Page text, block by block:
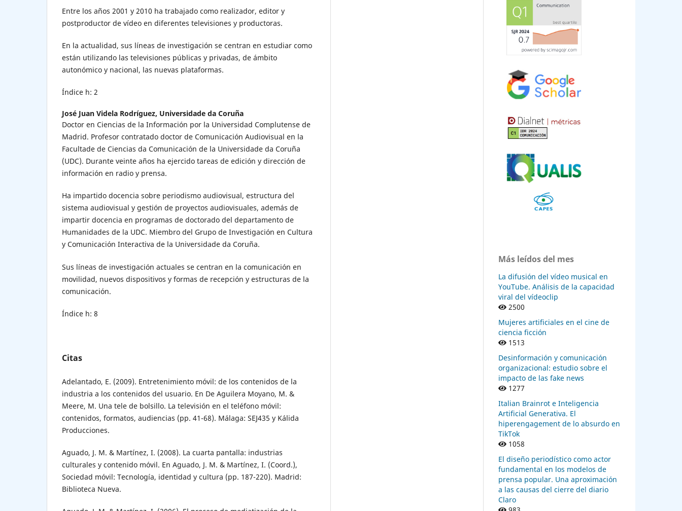
Entre los años 2001 y 2010 ha trabajado como realizador, editor y
postproductor de vídeo en diferentes televisiones y productoras.
En la actualidad, sus líneas de investigación se centran en estudiar como
están utilizando las televisiones públicas y privadas, de ámbito
autonómico y nacional, las nuevas plataformas.
Índice h: 2
José Juan Videla Rodríguez, Universidade da Coruña
Doctor en Ciencias de la Información por la Universidad Complutense de
Madrid. Profesor contratado doctor de Comunicación Audiovisual en la
Facultade de Ciencias da Comunicación de la Universidade da Coruña
(UDC). Durante veinte años ha ejercido tareas de edición y dirección de
información en radio y prensa.
Ha impartido docencia sobre periodismo audiovisual, estructura del
sistema audiovisual y gestión de proyectos audiovisuales, además de
impartir docencia en programas de doctorado del departamento de
Humanidades de la UDC. Miembro del Grupo de Investigación en Cultura
y Comunicación Interactiva de la Universidade da Coruña.
Sus líneas de investigación actuales se centran en la comunicación en
movilidad, nuevos dispositivos y formas de recepción y estructuras de la
comunicación.
Índice h: 8
Citas
Adelantado, E. (2009). Entretenimiento móvil: de los contenidos de la
industria a los contenidos del usuario. En De Aguilera Moyano, M. &
Meere, M. Una tele de bolsillo. La televisión en el teléfono móvil:
contenidos, formatos, audiencias (pp. 41-68). Málaga: SEJ435 y Kálida
Producciones.
Aguado, J. M. & Martínez, I. (2008). La cuarta pantalla: industrias
culturales y contenido móvil. En Aguado, J. M. & Martínez, I. (Coord.),
Sociedad móvil: Tecnología, identidad y cultura (pp. 187-220). Madrid:
Biblioteca Nueva.
Más leídos del mes
La difusión del vídeo musical en
YouTube. Análisis de la capacidad
viral del vídeoclip
2500
Mujeres artificiales en el cine de
ciencia ficción
1513
Desinformación y comunicación
organizacional: estudio sobre el
impacto de las fake news
1277
Italian Brainrot e Inteligencia
Artificial Generativa. El
hiperengagement de lo absurdo en
TikTok
1058
El diseño periodístico como actor
fundamental en los modelos de
prensa popular. Una aproximación
a las causas del cierre del diario
Claro